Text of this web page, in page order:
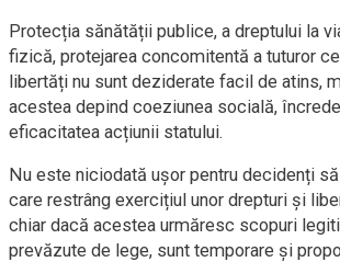
Protecția sănătății publice, a dreptului la
fizică, protejarea concomitentă a tuturor
libertăți nu sunt deziderate facil de atins,
acestea depind coeziunea socială,
eficacitatea acțiunii statului.
Nu este niciodată ușor pentru decidenți
care restrâng exercițiul unor drepturi și
chiar dacă acestea urmăresc scopuri
prevăzute de lege, sunt temporare și